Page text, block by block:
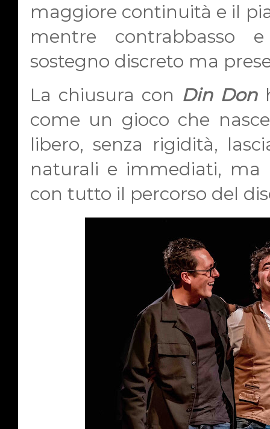
maggiore continuità e il
mentre contrabbasso
sostegno discreto ma
La chiusura con Din Don
come un gioco che
libero, senza rigidità,
naturali e immediati, ma
con tutto il percorso del